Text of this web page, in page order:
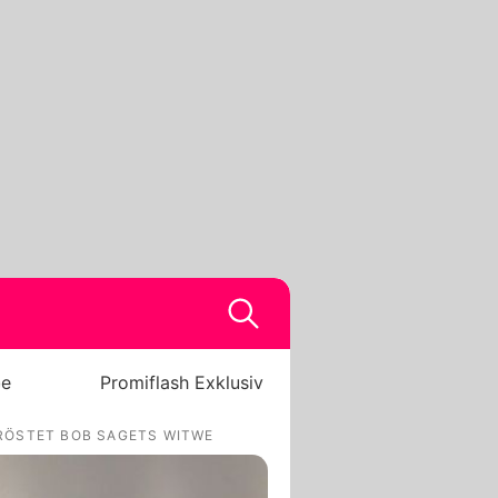
Promiflash Exklusiv
BOB SAGETS WITWE